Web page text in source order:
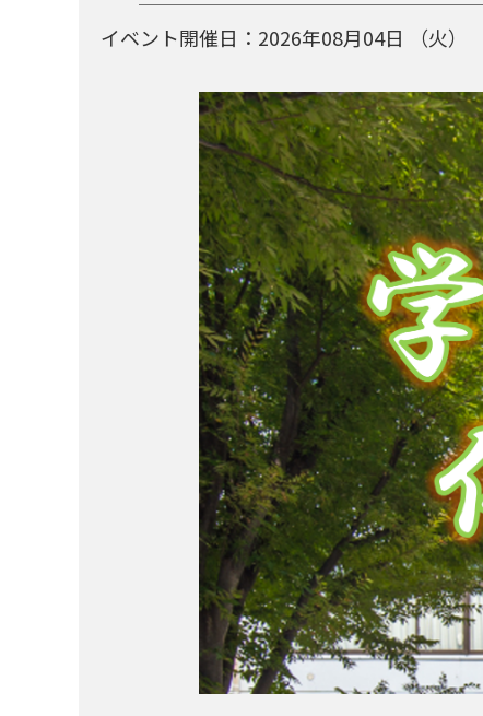
イベント開催日： 2026年08月04日 （火）